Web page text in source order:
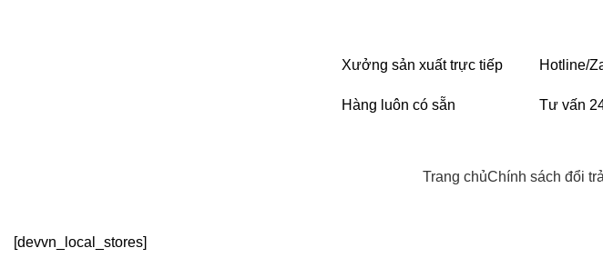
Xưởng sản xuất trực tiếp
Hàng luôn có sẵn
Hotline/
Tư vấn
Trang chủChính sách đổi
[devvn_local_stores]